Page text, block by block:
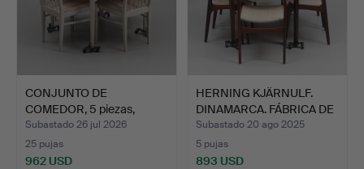
CONJUNTO DE
COMEDOR, 5 piezas,
"herrgården…
Subastado 26 jul 2026
25 pujas
962 USD
HERNING KJÄRNULF.
DINAMARCA. FÁBRICA DE
TA…
Subastado 20 ago 2025
5 pujas
893 USD